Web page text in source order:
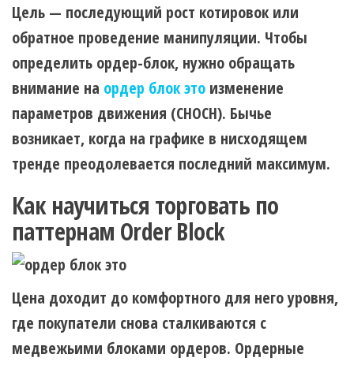
Цель — последующий рост котировок или
обратное проведение манипуляции. Чтобы
определить ордер-блок, нужно обращать
внимание на ордер блок это изменение
параметров движения (CHOCH). Бычье
возникает, когда на графике в нисходящем
тренде преодолевается последний максимум.
Как научиться торговать по
паттернам Order Block
Цена доходит до комфортного для него уровня,
где покупатели снова сталкиваются с
медвежьими блоками ордеров. Ордерные